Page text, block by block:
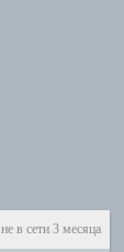
не в сети 3 месяца